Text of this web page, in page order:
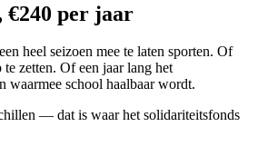
€240 per jaar
heel seizoen mee te laten sporten. Of
zetten. Of een jaar lang het
waarmee school haalbaar wordt.
— dat is waar het solidariteitsfonds